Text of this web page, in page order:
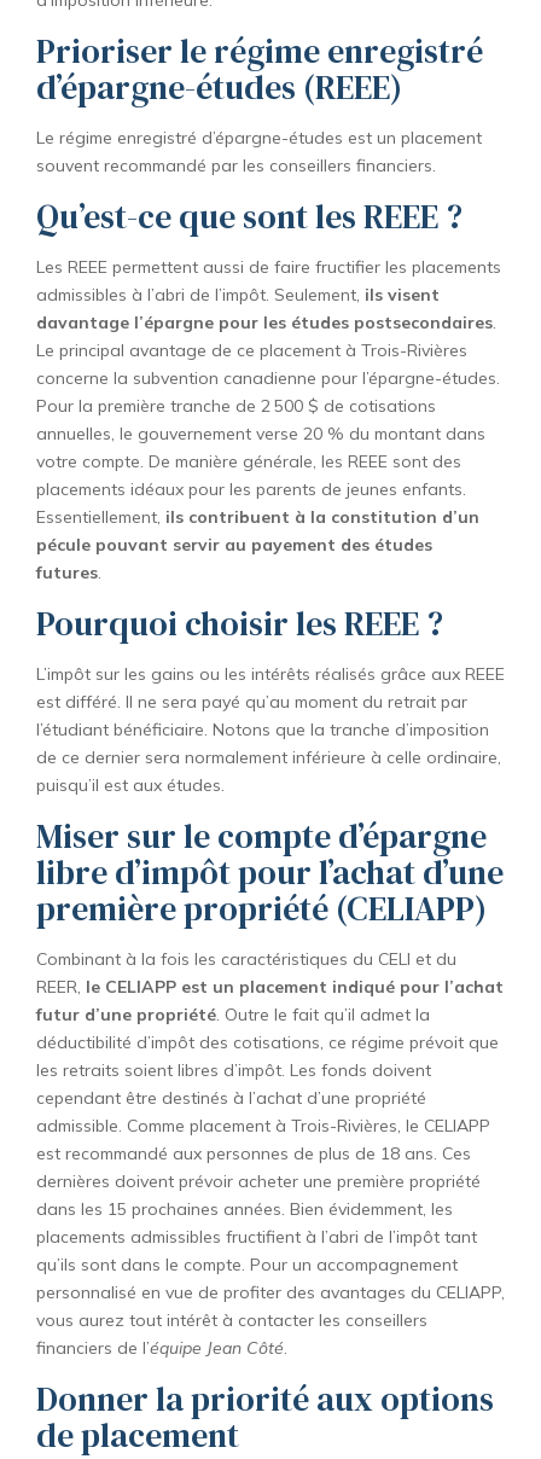
Prioriser le régime enregistré
d’épargne-études (REEE)
Le régime enregistré d’épargne-études est un placement
souvent recommandé par les conseillers financiers.
Qu’est-ce que sont les REEE ?
Les REEE permettent aussi de faire fructifier les placements
admissibles à l’abri de l’impôt. Seulement, ils visent
davantage l’épargne pour les études postsecondaires.
Le principal avantage de ce placement à Trois-Rivières
concerne la subvention canadienne pour l’épargne-études.
Pour la première tranche de 2 500 $ de cotisations
annuelles, le gouvernement verse 20 % du montant dans
votre compte. De manière générale, les REEE sont des
placements idéaux pour les parents de jeunes enfants.
Essentiellement, ils contribuent à la constitution d’un
pécule pouvant servir au payement des études
futures.
Pourquoi choisir les REEE ?
L’impôt sur les gains ou les intérêts réalisés grâce aux REEE
est différé. Il ne sera payé qu’au moment du retrait par
l’étudiant bénéficiaire. Notons que la tranche d’imposition
de ce dernier sera normalement inférieure à celle ordinaire,
puisqu’il est aux études.
Miser sur le compte d’épargne
libre d’impôt pour l’achat d’une
première propriété (CELIAPP)
Combinant à la fois les caractéristiques du CELI et du
REER, le CELIAPP est un placement indiqué pour l’achat
futur d’une propriété. Outre le fait qu’il admet la
déductibilité d’impôt des cotisations, ce régime prévoit que
les retraits soient libres d’impôt. Les fonds doivent
cependant être destinés à l’achat d’une propriété
admissible. Comme placement à Trois-Rivières, le CELIAPP
est recommandé aux personnes de plus de 18 ans. Ces
dernières doivent prévoir acheter une première propriété
dans les 15 prochaines années. Bien évidemment, les
placements admissibles fructifient à l’abri de l’impôt tant
qu’ils sont dans le compte. Pour un accompagnement
personnalisé en vue de profiter des avantages du CELIAPP,
vous aurez tout intérêt à contacter les conseillers
financiers de l’équipe Jean Côté.
Donner la priorité aux options
de placement